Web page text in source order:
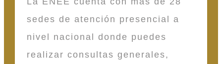
sedes de atención presencial a
nivel nacional donde puedes
realizar consultas generales,